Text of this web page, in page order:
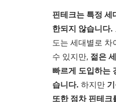
핀테크는 특정 세
한되지 않습니다.
도는 세대별로 차
수 있지만, 젊은
빠르게 도입하는
습니다. 하지만
또한 점차 핀테크